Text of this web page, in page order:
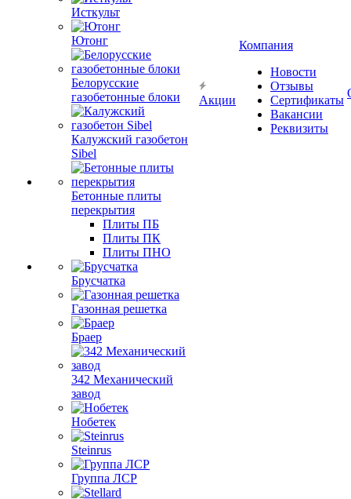
Исткульт
Ютонг
Белорусские
газобетонные блоки
Калужский газобетон
Sibel
Бетонные плиты
перекрытия
Плиты ПБ
Плиты ПК
Плиты ПНО
Брусчатка
Газонная решетка
Браер
342 Механический
завод
Нобетек
Steinrus
Группа ЛСР
Акции
Компания
Новости
Отзывы
Сертификаты
Вакансии
Реквизиты